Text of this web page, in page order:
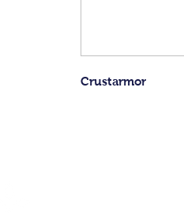
Crustarmor